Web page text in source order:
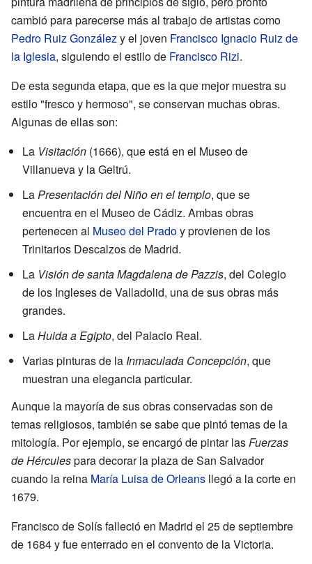
cambió para parecerse más al trabajo de artistas como
Pedro Ruiz Gonzálezy el joven Francisco Ignacio Ruiz de
la Iglesia, siguiendo el estilo de Francisco Rizi.
De esta segunda etapa, que es la que mejor muestra su
estilo "fresco y hermoso", se conservan muchas obras.
Algunas de ellas son:
La Visitación (1666), que está en el Museo de
Villanueva y la Geltrú.
LaPresentación del Niño en el templo, que se
encuentra en el Museo de Cádiz. Ambas obras
pertenecen al Museo del Pradoy provienen de los
Trinitarios Descalzos de Madrid.
La Visión de santa Magdalena de Pazzis, del Colegio
de los Ingleses de Valladolid, una de sus obras más
grandes.
LaHuida a Egipto, del Palacio Real.
Varias pinturas de la Inmaculada Concepción, que
muestran una elegancia particular.
Aunque la mayoría de sus obras conservadas son de
temas religiosos, también se sabe que pintó temas de la
mitología. Por ejemplo, se encargó de pintar lasFuerzas
de Hérculespara decorar la plaza de San Salvador
cuando la reina María Luisa de Orleans llegó a la corte en
1679.
Francisco de Solís falleció en Madrid el 25 de septiembre
de 1684 y fue enterrado en el convento de la Victoria.